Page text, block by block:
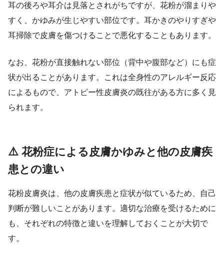
耳の後ろや耳介は見落とされがちですが、花粉が溜まりや
すく、かゆみが生じやすい部位です。耳かきのやりすぎや
耳掃除で皮膚を傷つけることで悪化することもあります。
なお、花粉が直接触れない部位（背中や腹部など）にも症
状が出ることがあります。これは全身性のアレルギー反応
によるもので、アトピー性皮膚炎の既往がある方に多く見
られます。
⚠️ 花粉症による皮膚かゆみと他の皮膚疾
患との違い
花粉皮膚炎は、他の皮膚疾患と症状が似ているため、自己
判断が難しいことがあります。適切な治療を受けるために
も、それぞれの特徴と違いを理解しておくことが大切で
す。